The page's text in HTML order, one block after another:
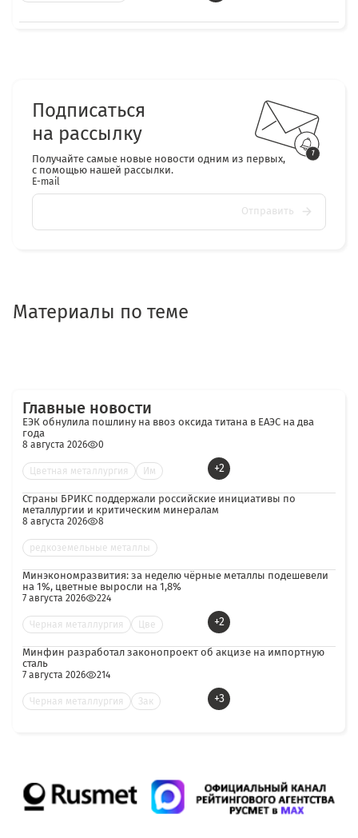
Подписаться
на рассылку
Получайте самые новые новости одним из первых,
с помощью нашей рассылки.
E-mail
Отправить
Материалы по теме
Главные новости
ЕЭК обнулила пошлину на ввоз оксида титана в ЕАЭС на два
года
8 августа 2026 0
Цветная металлургия Им +2
Страны БРИКС поддержали российские инициативы по
металлургии и критическим минералам
8 августа 2026 8
редкоземельные металлы
Минэкономразвития: за неделю чёрные металлы подешевели
на 1%, цветные выросли на 1,8%
7 августа 2026 224
Черная металлургия Цве +2
Минфин разработал законопроект об акцизе на импортную
сталь
7 августа 2026 214
Черная металлургия Зак +3